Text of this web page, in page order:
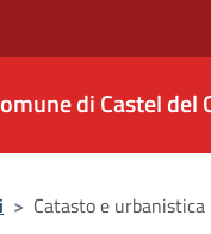
di Castel del
> Catasto e urbanistica